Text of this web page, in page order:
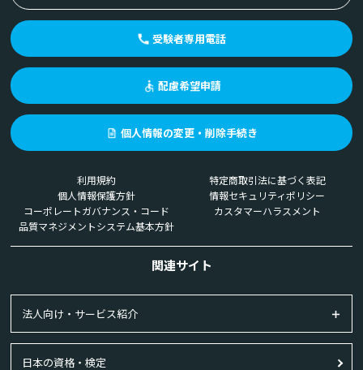
受験者専用電話
配慮希望申請
個人情報の変更・削除手続き
利用規約
特定商取引法に基づく表記
個人情報保護方針
情報セキュリティポリシー
コーポレートガバナンス・コード
カスタマーハラスメント
品質マネジメントシステム基本方針
関連サイト
法人向け・サービス紹介
日本の資格・検定